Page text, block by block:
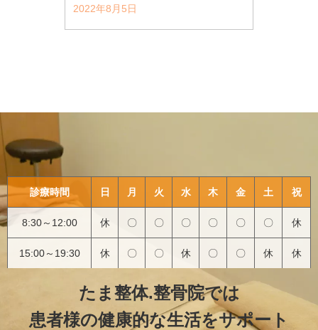
2022年8月5日
診療時間 日 月 火 水 木 金 土 祝
8:30～12:00 休 〇 〇 〇 〇 〇 〇 休
15:00～19:30 休 〇 〇 休 〇 〇 休 休
たま整体.整骨院では
患者様の健康的な生活をサポート